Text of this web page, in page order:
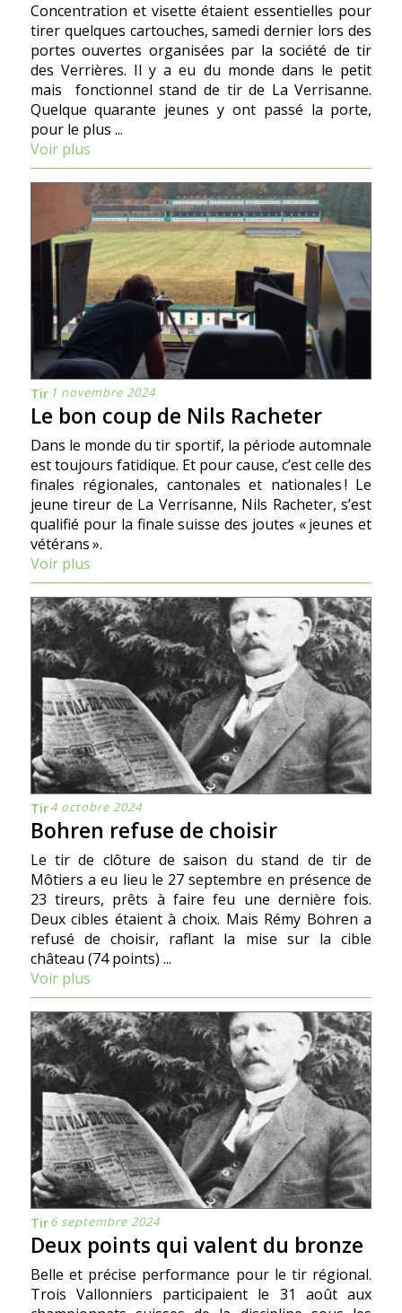
Concentration et visette étaient essentielles pour
tirer quelques cartouches, samedi dernier lors des
portes ouvertes organisées par la société de tir
des Verrières. Il y a eu du monde dans le petit
mais fonctionnel stand de tir de La Verrisanne.
Quelque quarante jeunes y ont passé la porte,
pour le plus ...
Voir plus
Tir 1 novembre 2024
Le bon coup de Nils Racheter
Dans le monde du tir sportif, la période automnale
est toujours fatidique. Et pour cause, c’est celle des
finales régionales, cantonales et nationales ! Le
jeune tireur de La Verrisanne, Nils Racheter, s’est
qualifié pour la finale suisse des joutes « jeunes et
vétérans ».
Voir plus
Tir4 octobre 2024
Bohren refuse de choisir
Le tir de clôture de saison du stand de tir de
Môtiers a eu lieu le 27 septembre en présence de
23 tireurs, prêts à faire feu une dernière fois.
Deux cibles étaient à choix. Mais Rémy Bohren a
refusé de choisir, raflant la mise sur la cible
château (74 points) ...
Voir plus
Tir6 septembre 2024
Deux points qui valent du bronze
Belle et précise performance pour le tir régional.
Trois Vallonniers participaient le 31 août aux